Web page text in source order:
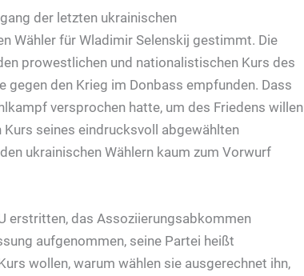
der letzten ukrainischen
Wähler für Wladimir Selenskij gestimmt. Die
prowestlichen und nationalistischen Kurs des
den Krieg im Donbass empfunden. Dass
versprochen hatte, um des Friedens willen
Kurs seines eindrucksvoll abgewählten
ukrainischen Wählern kaum zum Vorwurf
erstritten, das Assoziierungsabkommen
aufgenommen, seine Partei heißt
wollen, warum wählen sie ausgerechnet ihn,